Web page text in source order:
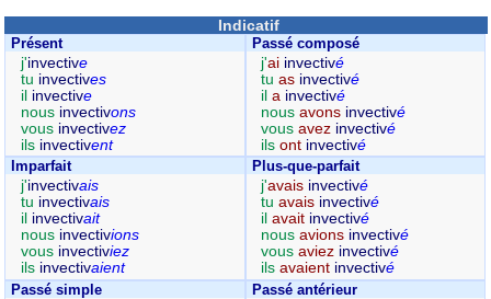
Indicatif
Présent
j'invective
tu invectives
il invective
nous invectivons
vous invectivez
ils invectivent
Passé composé
j'ai invectivé
tuas invectivé
ila invectivé
nousavons invectivé
vousavez invectivé
ilsont invectivé
Imparfait
j'invectivais
tu invectivais
il invectivait
nous invectivions
vous invectiviez
ils invectivaient
Plus-que-parfait
j'avais invectivé
tuavais invectivé
ilavait invectivé
nousavions invectivé
vousaviez invectivé
ilsavaient invectivé
Passé simple
Passé antérieur